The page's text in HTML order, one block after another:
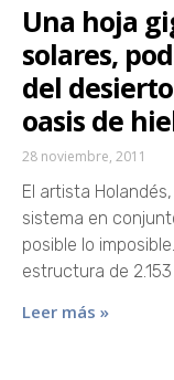
Una hoja
solares,
del
oasis de
28 noviembre, 2011
El artista
sistema en
posible lo
estructura de
Leer más »